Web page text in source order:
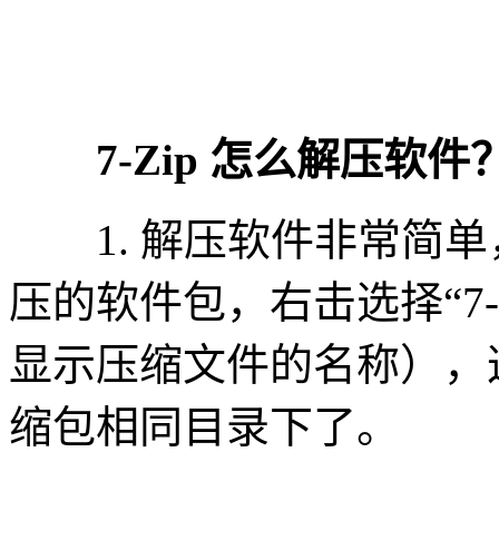
7-Zip 怎么解压软件
1. 解压软件非常简单
压的软件包，右击选择
显示压缩文件的名称）
缩包相同目录下了。